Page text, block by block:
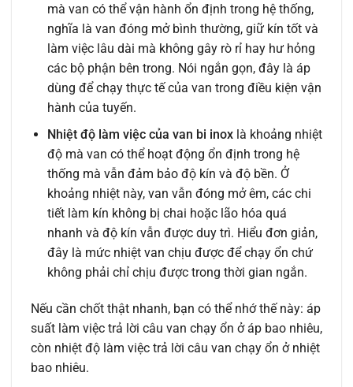
mà van có thể vận hành ổn định trong hệ thống,
nghĩa là van đóng mở bình thường, giữ kín tốt và
làm việc lâu dài mà không gây rò rỉ hay hư hỏng
các bộ phận bên trong. Nói ngắn gọn, đây là áp
dùng để chạy thực tế của van trong điều kiện vận
hành của tuyến.
Nhiệt độ làm việc của van bi inoxlà khoảng nhiệt
độ mà van có thể hoạt động ổn định trong hệ
thống mà vẫn đảm bảo độ kín và độ bền. Ở
khoảng nhiệt này, van vẫn đóng mở êm, các chi
tiết làm kín không bị chai hoặc lão hóa quá
nhanh và độ kín vẫn được duy trì. Hiểu đơn giản,
đây là mức nhiệt van chịu được để chạy ổn chứ
không phải chỉ chịu được trong thời gian ngắn.
Nếu cần chốt thật nhanh, bạn có thể nhớ thế này: áp
suất làm việc trả lời câu van chạy ổn ở áp bao nhiêu,
còn nhiệt độ làm việc trả lời câu van chạy ổn ở nhiệt
bao nhiêu.